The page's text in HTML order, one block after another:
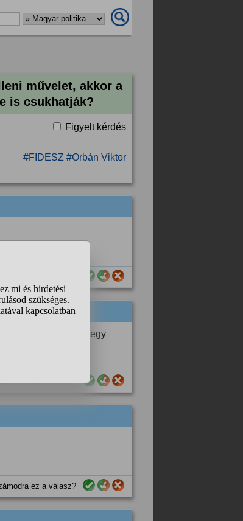
művelet, akkor a
is csukhatják?
Figyelt kérdés
#FIDESZ #Orbán Viktor
azért, hogy egy
ez a válasz?
ez a válasz?